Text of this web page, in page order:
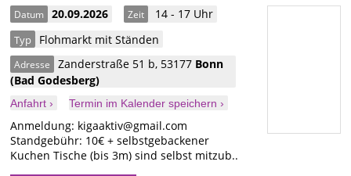
Datum 20.09.2026 Zeit 14 - 17 Uhr
Typ Flohmarkt mit Ständen
Adresse Zanderstraße 51 b, 53177 Bonn
(Bad Godesberg)
Anfahrt › Termin im Kalender speichern ›
Anmeldung: kigaaktiv@gmail.com
Standgebühr: 10€ + selbstgebackener
Kuchen Tische (bis 3m) sind selbst mitzub..